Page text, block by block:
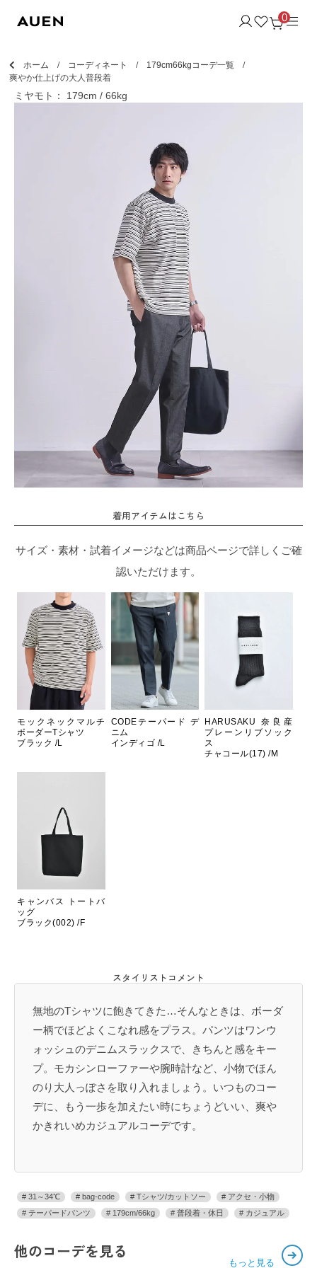
0
ホーム コーディネート
179cm66kgコーデ一覧
爽やか仕上げの大人普段着
ミヤモト： 179cm / 66kg
着用アイテムはこちら
サイズ・素材・試着イメージなどは商品ページで詳しくご確
認いただけます。
モックネックマルチ
ボーダーTシャツ
ブラック /L
CODEテーパード デ
ニム
インディゴ /L
HARUSAKU 奈良産
プレーンリブソック
ス
チャコール(17) /M
キャンバス トートバ
ッグ
ブラック(002) /F
スタイリストコメント
無地のTシャツに飽きてきた…そんなときは、ボーダ
ー柄でほどよくこなれ感をプラス。パンツはワンウ
ォッシュのデニムスラックスで、きちんと感をキー
プ。モカシンローファーや腕時計など、小物でほん
のり大人っぽさを取り入れましょう。いつものコー
デに、もう一歩を加えたい時にちょうどいい、爽や
かきれいめカジュアルコーデです。
31～34℃ bag-code Tシャツ/カットソー
アクセ・小物
テーパードパンツ
179cm/66kg 普段着・休日 カジュアル
他のコーデを見る
もっと見る